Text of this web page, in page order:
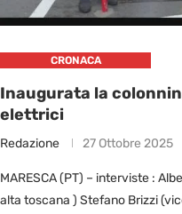
CRONACA
Inaugurata la
elettrici
Redazione 27 Ottobre 2025
MARESCA (PT) – interviste :
alta toscana ) Stefano Brizzi